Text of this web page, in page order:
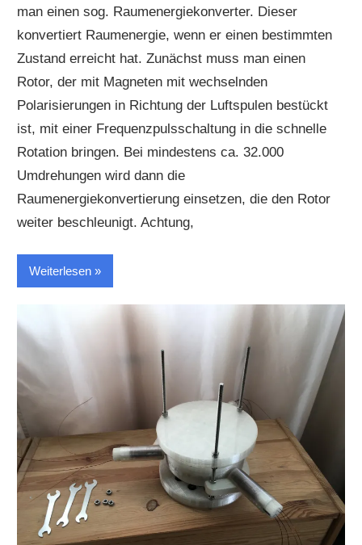
man einen sog. Raumenergiekonverter. Dieser
konvertiert Raumenergie, wenn er einen bestimmten
Zustand erreicht hat. Zunächst muss man einen
Rotor, der mit Magneten mit wechselnden
Polarisierungen in Richtung der Luftspulen bestückt
ist, mit einer Frequenzpulsschaltung in die schnelle
Rotation bringen. Bei mindestens ca. 32.000
Umdrehungen wird dann die
Raumenergiekonvertierung einsetzen, die den Rotor
weiter beschleunigt. Achtung,
Weiterlesen